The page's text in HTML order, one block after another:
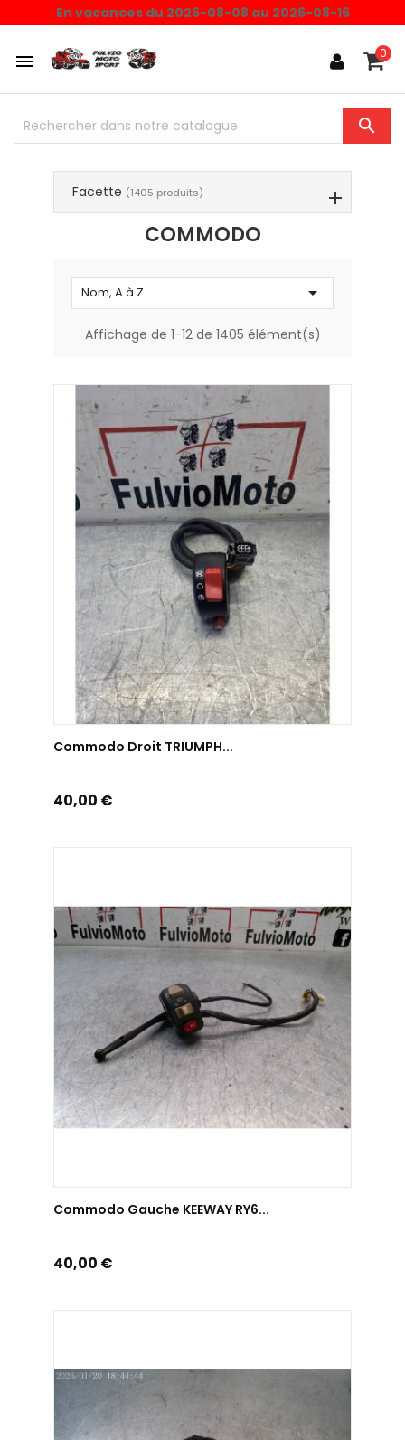
En vacances du 2026-08-08 au 2026-08-16
 0

Facette (1405 produits)
COMMODO
Nom, A à Z 
Affichage de 1-12 de 1405 élément(s)
AJOUTER AU PANIER
Commodo Droit TRIUMPH...
Prix
40,00 €
Commodo Gauche KEEWAY RY6...
Prix
40,00 €
Choisissez une valeur...